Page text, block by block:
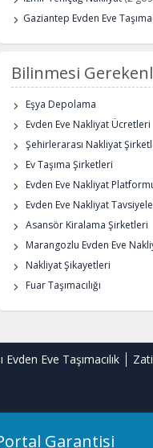
Gaziantep Evden Eve
Bilinmesi
Eşya Depolama
Evden Eve Nakliyat Ücretleri
Şehirlerarası Nakliyat
Ev Taşıma Şirketleri
Evden Eve Nakliyat
Evden Eve Nakliyat
Asansör Kiralama Şirketleri
Marangozlu Evden Eve
Nakliyat Şikayetleri
Fuar Taşımacılığı
Evden Eve Taşımacılık Zati
Garantisi